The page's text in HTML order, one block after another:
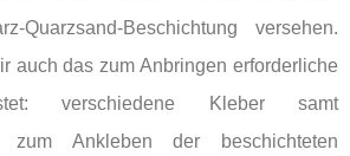
Quarzsand-Beschichtung versehen.
auch das zum Anbringen erforderliche
verschiedene Kleber samt
zum Ankleben der beschichteten